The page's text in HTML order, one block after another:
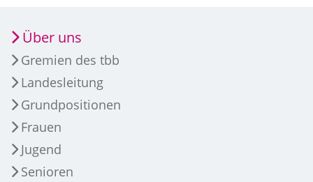
Über uns
Gremien des tbb
Landesleitung
Grundpositionen
Frauen
Jugend
Senioren